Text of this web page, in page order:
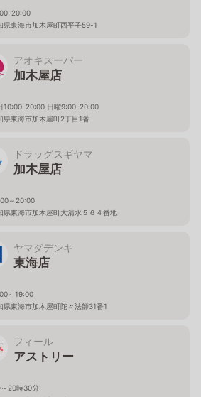
20:00
県東海市加木屋町西平子59-1
アオキスーパー
加木屋店
10:00-20:00 日曜9:00-20:00
県東海市加木屋町2丁目1番
ドラッグスギヤマ
加木屋店
～20:00
県東海市加木屋町大清水５６４番地
ヤマダデンキ
東海店
～19:00
県東海市加木屋町陀々法師31番1
フィール
アストリー
20時30分